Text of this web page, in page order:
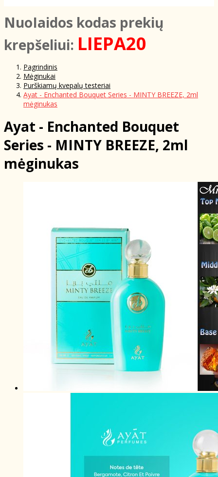
NuoIaidos kodas prekių
krepšeliui: LIEPA20
Pagrindinis
Mėginukai
Purškiamų kvepalų testeriai
Ayat - Enchanted Bouquet Series - MINTY BREEZE, 2ml
mėginukas
Ayat - Enchanted Bouquet
Series - MINTY BREEZE, 2ml
mėginukas